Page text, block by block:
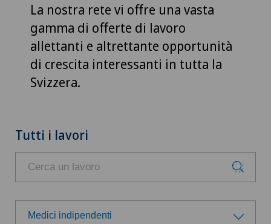
La nostra rete vi offre una vasta
gamma di offerte di lavoro
allettanti e altrettante opportunità
di crescita interessanti in tutta la
Svizzera.
Tutti i lavori
Medici indipendenti